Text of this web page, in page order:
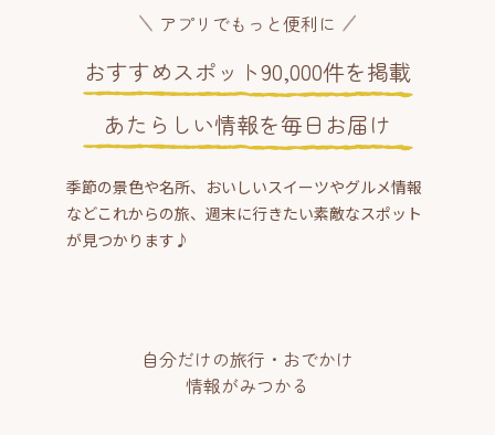
アプリでもっと便利に
おすすめスポット90,000件を掲載
あたらしい情報を毎日お届け
季節の景色や名所、おいしいスイーツやグルメ情報
などこれからの旅、週末に行きたい素敵なスポット
が見つかります♪
自分だけの旅行・おでかけ
情報がみつかる